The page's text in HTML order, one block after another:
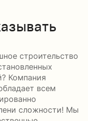
строительство
Компания
всем
сложности! Мы